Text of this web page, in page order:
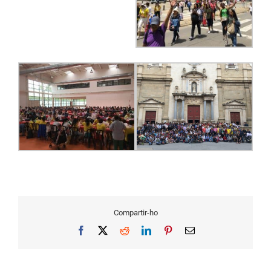
Compartir-ho
Facebook RedditLinkedInPinterestEmail